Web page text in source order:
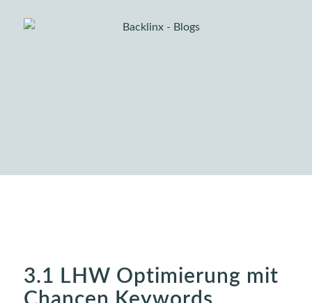
3.1 LHW Optimierung mit